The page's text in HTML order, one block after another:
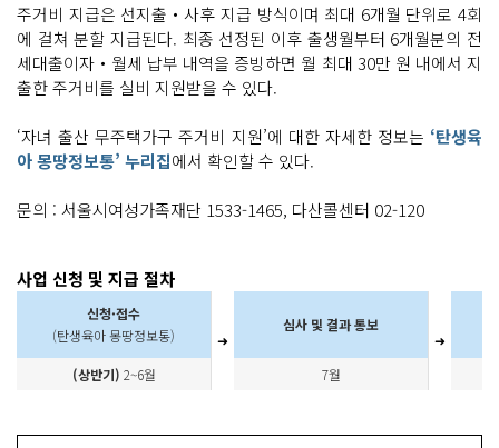
주거비 지급은 선지출‧사후 지급 방식이며 최대 6개월 단위로 4회
에 걸쳐 분할 지급된다. 최종 선정된 이후 출생월부터 6개월분의 전
세대출이자‧월세 납부 내역을 증빙하면 월 최대 30만 원 내에서 지
출한 주거비를 실비 지원받을 수 있다.
‘자녀 출산 무주택가구 주거비 지원’에 대한 자세한 정보는 ‘탄생육
아 몽땅정보통’ 누리집에서 확인할 수 있다.
문의 : 서울시여성가족재단 1533-1465, 다산콜센터 02-120
사업 신청 및 지급 절차
신청·접수
(탄생육아 몽땅정보통)
➜
심사 및 결과 통보
➜
(상반기) 2~6월 7월